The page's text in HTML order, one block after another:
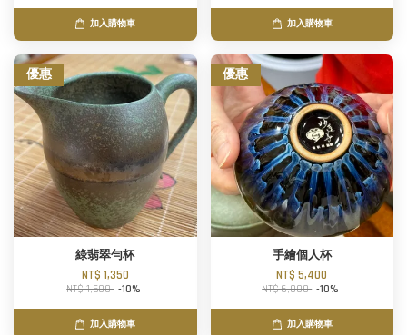
加入購物車 加入購物車
優惠
綠翡翠勻杯
NT$ 1,350
NT$ 1,500 -10%
加入購物車
優惠
手繪個人杯
NT$ 5,400
NT$ 6,000 -10%
加入購物車